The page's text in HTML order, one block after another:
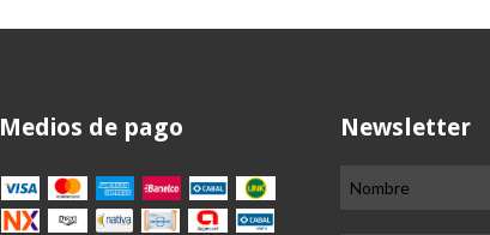
Medios de pago Newsletter